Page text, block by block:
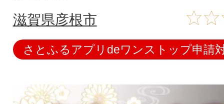
滋賀県彦根市
さとふるアプリdeワンストップ申請